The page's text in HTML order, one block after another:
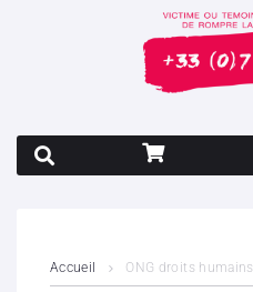
Accueil ONG droits humains